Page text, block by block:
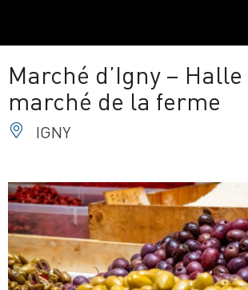
Marché d’Igny – Halle
marché de la ferme
IGNY